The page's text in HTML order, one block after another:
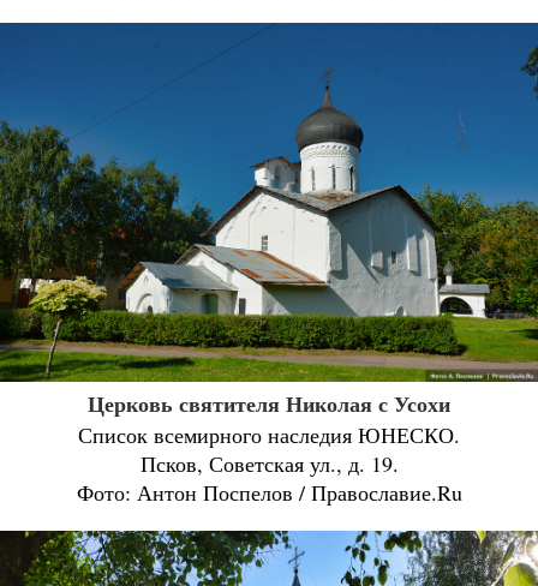
Церковь святителя Николая с Усохи
Список всемирного наследия ЮНЕСКО.
Псков, Советская ул., д. 19.
Фото: Антон Поспелов / Православие.Ru